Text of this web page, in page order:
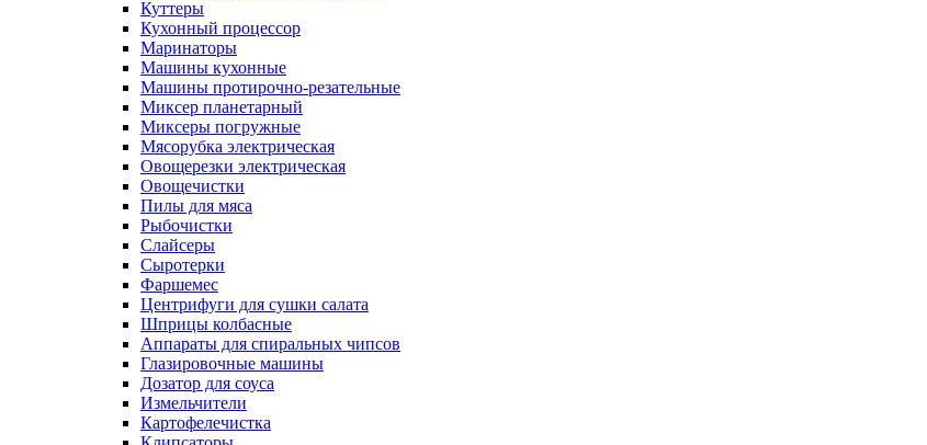
Куттеры
Кухонный процессор
Маринаторы
Машины кухонные
Машины протирочно-резательные
Миксер планетарный
Миксеры погружные
Мясорубка электрическая
Овощерезки электрическая
Овощечистки
Пилы для мяса
Рыбочистки
Слайсеры
Сыротерки
Фаршемес
Центрифуги для сушки салата
Шприцы колбасные
Аппараты для спиральных чипсов
Глазировочные машины
Дозатор для соуса
Измельчители
Картофелечистка